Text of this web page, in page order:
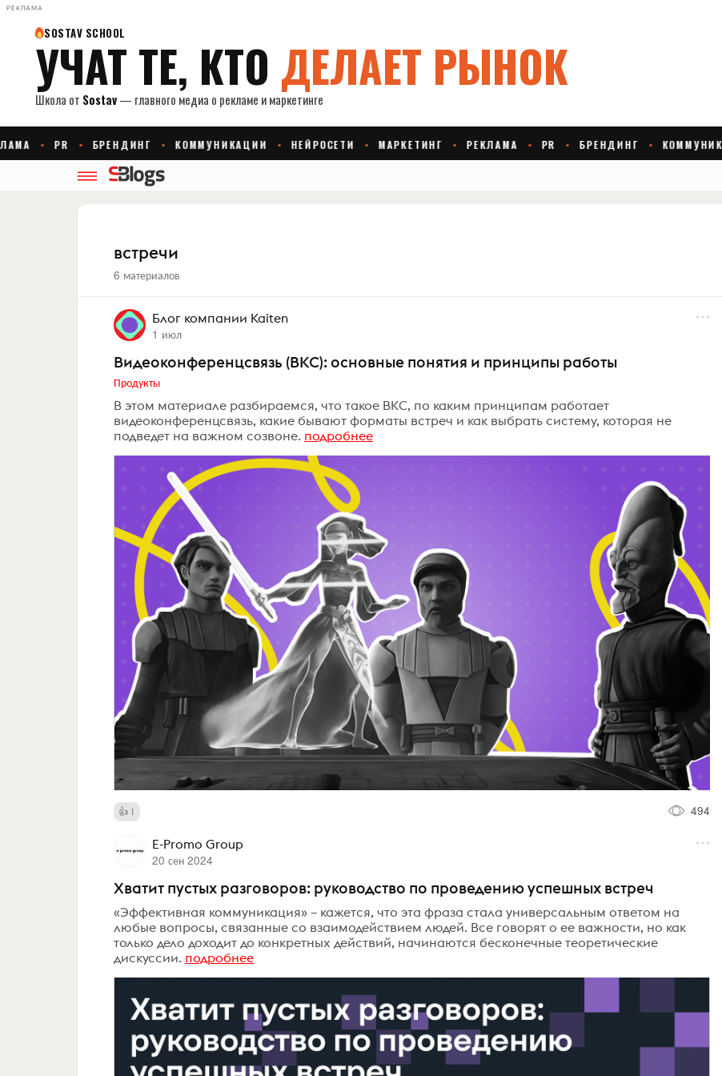
РЕКЛАМА
встречи
6 материалов
Блог компании Kaiten
1 июл
Видеоконференцсвязь (ВКС): основные понятия и принципы работы
Продукты
В этом материале разбираемся, что такое ВКС, по каким принципам работает
видеоконференцсвязь, какие бывают форматы встреч и как выбрать систему, которая не
подведет на важном созвоне. подробнее
1 494
E-Promo Group
20 сен 2024
Хватит пустых разговоров: руководство по проведению успешных встреч
«Эффективная коммуникация» – кажется, что эта фраза стала универсальным ответом на
любые вопросы, связанные со взаимодействием людей. Все говорят о ее важности, но как
только дело доходит до конкретных действий, начинаются бесконечные теоретические
дискуссии. подробнее